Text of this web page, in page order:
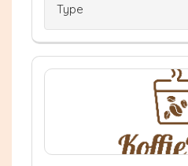
Type